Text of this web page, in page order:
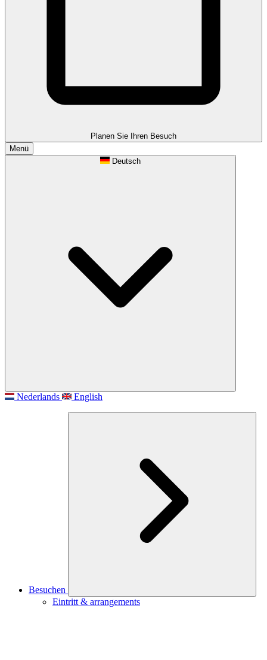
Planen Sie Ihren Besuch
Menü
Deutsch
Nederlands English
Besuchen
Eintritt & arrangements